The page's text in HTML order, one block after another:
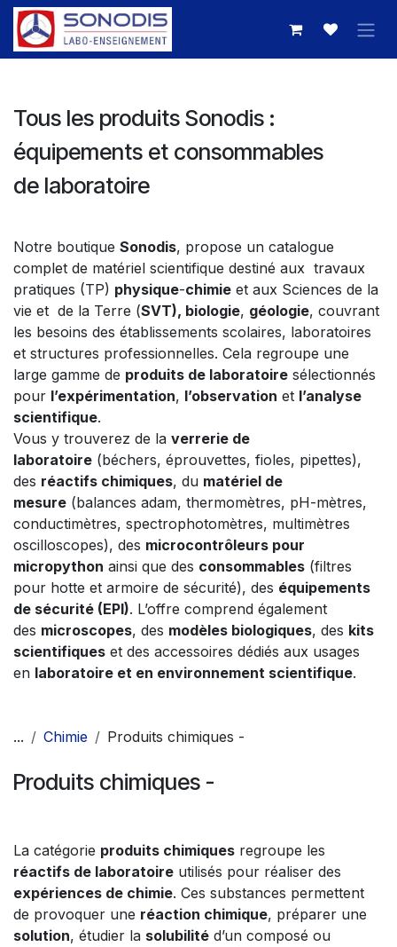
Se rendre au contenu
Tous les produits Sonodis :
équipements et consommables
de laboratoire
Notre boutique Sonodis, propose un catalogue
complet de matériel scientifique destiné aux travaux
pratiques (TP) physique-chimie et aux Sciences de la
vie et de la Terre (SVT), biologie, géologie, couvrant
les besoins des établissements scolaires, laboratoires
et structures professionnelles. Cela regroupe une
large gamme de produits de laboratoire sélectionnés
pour l’expérimentation, l’observation et l’analyse
scientifique.
Vous y trouverez de la verrerie de
laboratoire (béchers, éprouvettes, fioles, pipettes),
des réactifs chimiques, du matériel de
mesure (balances adam, thermomètres, pH-mètres,
conductimètres, spectrophotomètres, multimètres
oscilloscopes), des microcontrôleurs pour
micropython ainsi que des consommables (filtres
pour hotte et armoire de sécurité), des équipements
de sécurité (EPI). L’offre comprend également
des microscopes, des modèles biologiques, des kits
scientifiques et des accessoires dédiés aux usages
en laboratoire et en environnement scientifique.
... Chimie Produits chimiques -
Produits chimiques -
La catégorie produits chimiques regroupe les
réactifs de laboratoire utilisés pour réaliser des
expériences de chimie. Ces substances permettent
de provoquer une réaction chimique, préparer une
solution, étudier la solubilité d’un composé ou